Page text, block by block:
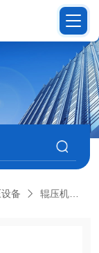
备 辊压机